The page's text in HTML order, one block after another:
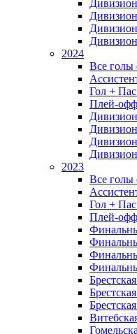
2024
Все голы
Гол +
Плей-офф
2023
Все голы
Гол +
Плей-офф